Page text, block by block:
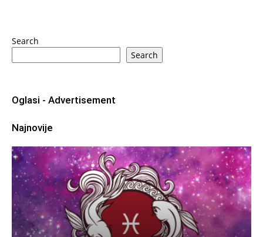
Search
Search
Oglasi - Advertisement
Najnovije